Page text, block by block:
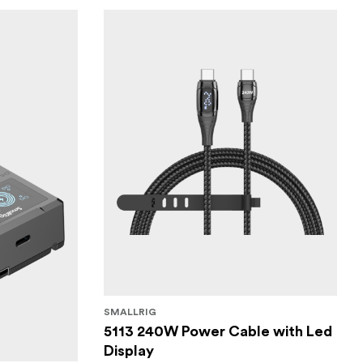
SMALLRIG
5113 240W Power Cable with Led
Display